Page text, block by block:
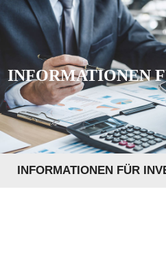
INFORMATIONEN
INFORMATIONEN FÜR